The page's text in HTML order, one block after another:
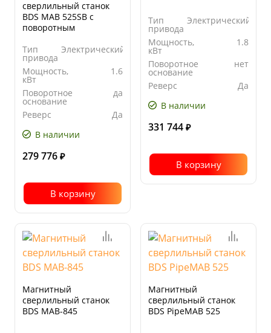
сверлильный станок
BDS MAB 525SB с
поворотным
Тип
привода
Электрический
Мощность,
кВт
1.6
Поворотное
основание
да
Реверс
Да
В наличии
279 776 ₽
В корзину
Тип
привода
Электрический
Мощность,
кВт
1.8
Поворотное
основание
нет
Реверс
Да
В наличии
331 744 ₽
В корзину
Магнитный
сверлильный станок
BDS MAB-845
Магнитный
сверлильный станок
BDS PipeMAB 525